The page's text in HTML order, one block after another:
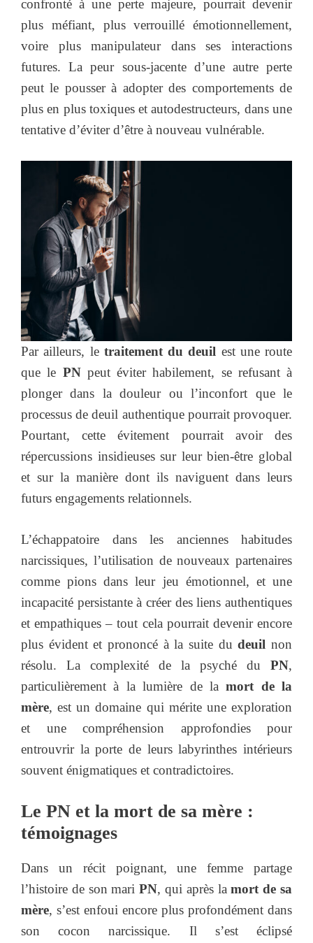
confronté à une perte majeure, pourrait devenir
plus méfiant, plus verrouillé émotionnellement,
voire plus manipulateur dans ses interactions
futures. La peur sous-jacente d’une autre perte
peut le pousser à adopter des comportements de
plus en plus toxiques et autodestructeurs, dans une
tentative d’éviter d’être à nouveau vulnérable.
Par ailleurs, le traitement du deuil est une route
que le PNpeut éviter habilement, se refusant à
plonger dans la douleur ou l’inconfort que le
processus de deuil authentique pourrait provoquer.
Pourtant, cette évitement pourrait avoir des
répercussions insidieuses sur leur bien-être global
et sur la manière dont ils naviguent dans leurs
futurs engagements relationnels.
L’échappatoire dans les anciennes habitudes
narcissiques, l’utilisation de nouveaux partenaires
comme pions dans leur jeu émotionnel, et une
incapacité persistante à créer des liens authentiques
et empathiques – tout cela pourrait devenir encore
plus évident et prononcé à la suite dudeuil non
résolu. La complexité de la psyché du PN,
particulièrement à la lumière de lamort de la
mère, est un domaine qui mérite une exploration
et une compréhension approfondies pour
entrouvrir la porte de leurs labyrinthes intérieurs
souvent énigmatiques et contradictoires.
Le PN et la mort de sa mère :
témoignages
Dans un récit poignant, une femme partage
l’histoire de son mariPN, qui après lamort de sa
mère, s’est enfoui encore plus profondément dans
son cocon narcissique. Il s’est éclipsé